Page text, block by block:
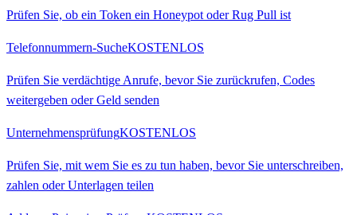
Prüfen Sie, ob ein Token ein Honeypot oder Rug Pull ist
Telefonnummern-SucheKOSTENLOS
Prüfen Sie verdächtige Anrufe, bevor Sie zurückrufen, Codes
weitergeben oder Geld senden
UnternehmensprüfungKOSTENLOS
Prüfen Sie, mit wem Sie es zu tun haben, bevor Sie unterschreiben,
zahlen oder Unterlagen teilen